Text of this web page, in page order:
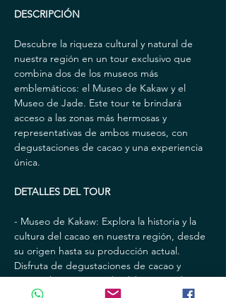
DESCRIPCIÓN
Descubre la riqueza cultural y natural de
nuestra región en un tour exclusivo que
combina dos de los museos más
emblemáticos: el Museo de Kakaw y el
Museo de Jade. Este tour te brindará
acceso a las zonas más hermosas y
representativas de ambos museos, con
degustaciones de cacao y una experiencia
única.
DETALLES DEL TOUR
- Museo de Kakaw: Explora la historia y la
cultura del cacao en nuestra región, desde
su origen hasta su producción actual.
Disfruta de degustaciones de cacao y
conoce los procesos de elaboración de
este delicioso producto.